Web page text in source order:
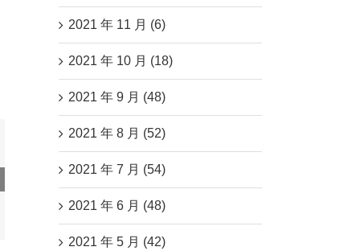
应
2021 年 11 月 (6)
2021 年 10 月 (18)
2021 年 9 月 (48)
2021 年 8 月 (52)
2021 年 7 月 (54)
2021 年 6 月 (48)
2021 年 5 月 (42)